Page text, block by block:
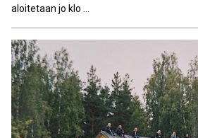
aloitetaan jo klo ...